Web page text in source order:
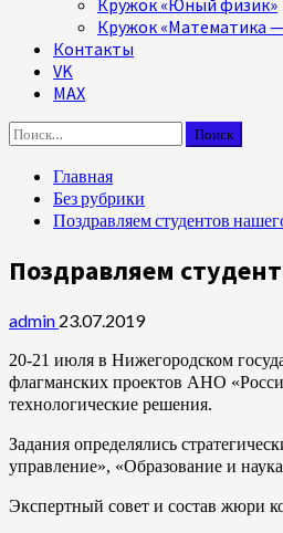
Кружок «Юный физик»
Кружок «Математика
Контакты
VK
MAX
Найти:
Главная
Без рубрики
Поздравляем студентов
Поздравляем
admin 23.07.2019
20-21 июля в Нижегородском
флагманских проектов АНО
технологические решения.
Задания определялись
управление», «Образование и
Экспертный совет и состав жюри